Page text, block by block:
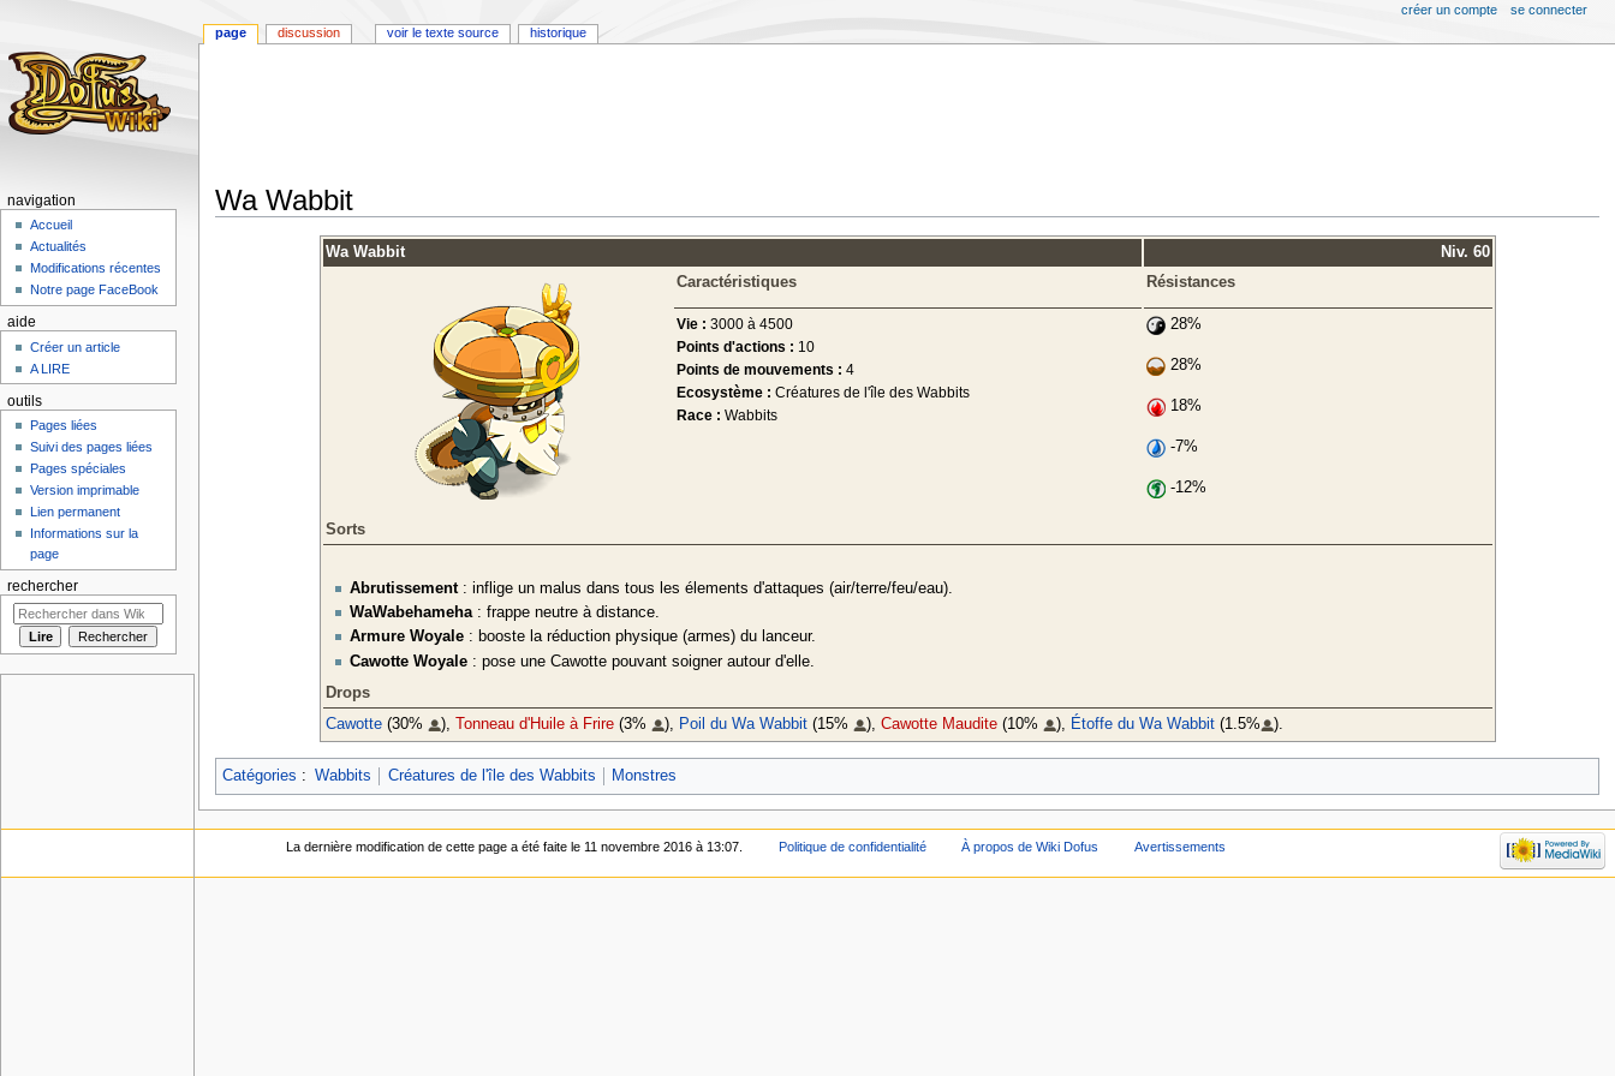
Wa Wabbit
Wa Wabbit
Niv. 60
Caractéristiques
Résistances
Vie : 3000 à 4500
Points d'actions : 10
Points de mouvements : 4
Ecosystème : Créatures de l'île des Wabbits
Race : Wabbits
28%
28%
18%
-7%
-12%
Sorts
Abrutissement: inflige un malus dans tous les élements d'attaques (air/terre/feu/eau).
WaWabehameha: frappe neutre à distance.
Armure Woyale: booste la réduction physique (armes) du lanceur.
Cawotte Woyale: pose une Cawotte pouvant soigner autour d'elle.
Drops
Cawotte(30% ), Tonneau d'Huile à Frire(3% ), Poil du Wa Wabbit(15% ), Cawotte Maudite(10% ), Étoffe du Wa Wabbit(1.5% ).
Catégories : Wabbits Créatures de l'île des Wabbits Monstres
page discussion voir le texte source historique
créer un compte se connecter
navigation
Accueil
Actualités
Modifications récentes
Notre page FaceBook
aide
Créer un article
A LIRE
outils
Pages liées
Suivi des pages liées
Pages spéciales
Version imprimable
Lien permanent
Informations sur la
page
rechercher
La dernière modification de cette page a été faite le 11 novembre 2016 à 13:07. Politique de confidentialité À propos de Wiki Dofus Avertissements